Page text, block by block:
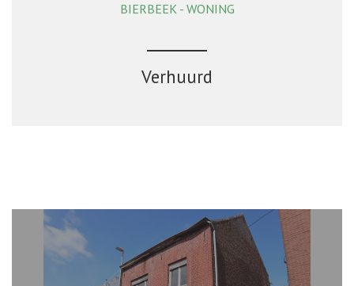
4 1 Ja
BIERBEEK - WONING
Verhuurd